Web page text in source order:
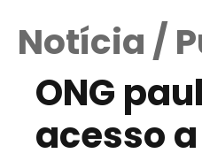
Notícia /
ONG
acesso